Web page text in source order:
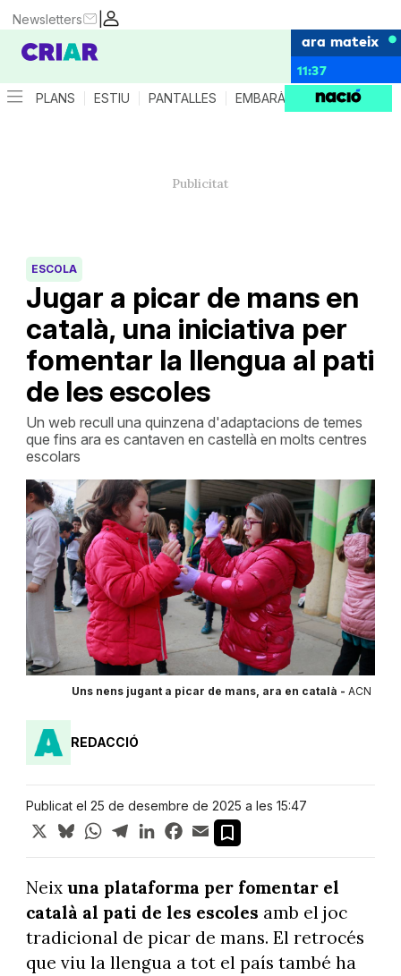
|
Newsletters
ara mateix
11:37
PLANS ESTIU PANTALLES EMBARÀS CRIANÇA
Jugar a picar de mans en
català, una iniciativa per
fomentar la llengua al pati
de les escoles
ESCOLA
Un web recull una quinzena d'adaptacions de temes
que fins ara es cantaven en castellà en molts centres
escolars
Uns nens jugant a picar de mans, ara en català - ACN
REDACCIÓ
Publicat el 25 de desembre de 2025 a les 15:47
X BlueskyWhatsApp
TelegramLinkedInFacebook
Email
Neix una plataforma per fomentar el
català al pati de les escoles amb el joc
tradicional de picar de mans. El retrocés
que viu la llengua a tot el país també ha